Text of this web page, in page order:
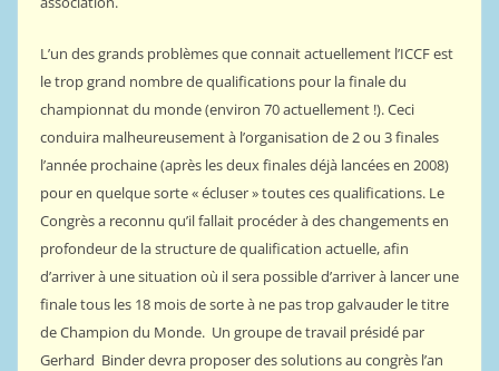
L’un des grands problèmes que connait actuellement l’ICCF est
le trop grand nombre de qualifications pour la finale du
championnat du monde (environ 70 actuellement !). Ceci
conduira malheureusement à l’organisation de 2 ou 3 finales
l’année prochaine (après les deux finales déjà lancées en 2008)
pour en quelque sorte « écluser » toutes ces qualifications. Le
Congrès a reconnu qu’il fallait procéder à des changements en
profondeur de la structure de qualification actuelle, afin
d’arriver à une situation où il sera possible d’arriver à lancer une
finale tous les 18 mois de sorte à ne pas trop galvauder le titre
de Champion du Monde. Un groupe de travail présidé par
Gerhard Binder devra proposer des solutions au congrès l’an